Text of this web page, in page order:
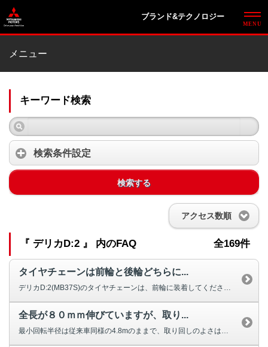
ブランド&テクノロジー
メニュー
キーワード検索
検索条件設定
検索する
アクセス数順
『 デリカD:2 』 内のFAQ 全169件
タイヤチェーンは前輪と後輪どちらに...
全長が８０ｍｍ伸びていますが、取り...
最小回転半径は従来車同様の4.8mのままで、取り回しのよさは変わらず、荷室...